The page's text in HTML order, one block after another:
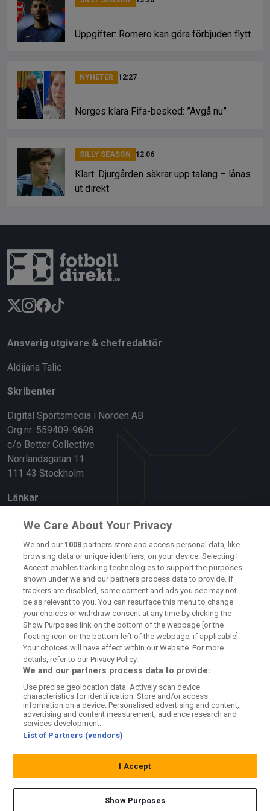
Uppgifter: Romero kan göra förbjuden flytt
NYHETER 12:27
Norges klara Fifa-besked: ”Avgå nu”
SILLY SEASON 12:06
Klart: Djurgården säkrar upp talang – lånas
ut direkt
Ansvarig utgivare & chefredaktör
Aldijana Talic
Skribenter
Digital Sportsmedia i Norden AB
Org.nr: 559409-9698
c/o Better Collective
Norrlandsgatan 11
111 43 Stockholm
Länkar
Om oss
Kontakta oss
Kundtjänst
Sponsor: Rekatochklart
Annonsera på Fotbolldirekt
Redaktionell policy
Personuppgiftspolicy
Cookiepolicy
Arkiv
We Care About Your Privacy
We and our 1008 partners store and access personal data, like
browsing data or unique identifiers, on your device. Selecting I
Accept enables tracking technologies to support the purposes
shown under we and our partners process data to provide. If
trackers are disabled, some content and ads you see may not
be as relevant to you. You can resurface this menu to change
your choices or withdraw consent at any time by clicking the
Show Purposes link on the bottom of the webpage [or the
floating icon on the bottom-left of the webpage, if applicable].
Your choices will have effect within our Website. For more
details, refer to our Privacy Policy.
We and our partners process data to provide:
Use precise geolocation data. Actively scan device
characteristics for identification. Store and/or access
information on a device. Personalised advertising and content,
advertising and content measurement, audience research and
services development.
List of Partners (vendors)
I Accept
Show Purposes